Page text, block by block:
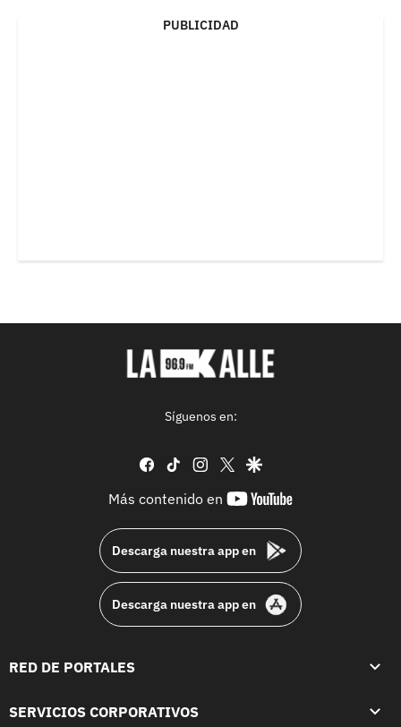
PUBLICIDAD
Síguenos en:
facebook
tiktok instagram
twittergoogle
Más contenido en
youtube-
Descarga nuestra app en
Descarga nuestra app en
RED DE PORTALES
SERVICIOS CORPORATIVOS